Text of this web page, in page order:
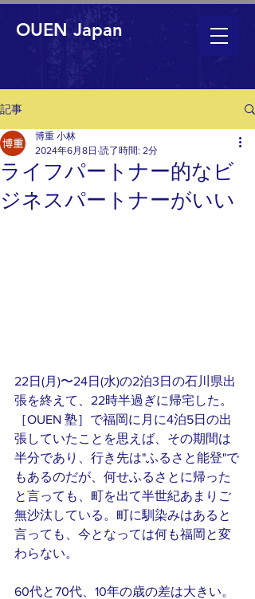
OUEN Japan
記事
ライフパートナー的なビ
ジネスパートナーがいい
博重 小林
2024年6月8日 読了時間: 2分
22日(月)〜24日(水)の2泊3日の石川県出
張を終えて、22時半過ぎに帰宅した。
［OUEN 塾］で福岡に月に4泊5日の出
張していたことを思えば、その期間は
半分であり、行き先は"ふるさと能登"で
もあるのだが、何せふるさとに帰った
と言っても、町を出て半世紀あまりご
無沙汰している。町に馴染みはあると
言っても、今となっては何も福岡と変
わらない。
60代と70代、10年の歳の差は大きい。